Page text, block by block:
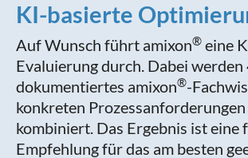
KI-basierte
Auf Wunsch führt amixon® eine
Evaluierung durch. Dabei werden
dokumentiertes amixon®-
konkreten
kombiniert. Das Ergebnis ist eine
Empfehlung für das am besten